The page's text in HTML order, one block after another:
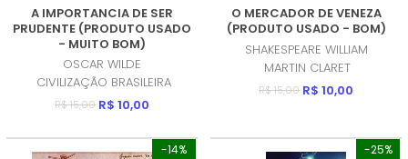
A IMPORTANCIA DE SER
PRUDENTE (PRODUTO USADO
- MUITO BOM)
OSCAR WILDE
CIVILIZAÇÃO BRASILEIRA
R$ 15,00 R$ 10,00
O MERCADOR DE VENEZA
(PRODUTO USADO - BOM)
SHAKESPEARE WILLIAM
MARTIN CLARET
R$ 15,00 R$ 10,00
-14%
-25%